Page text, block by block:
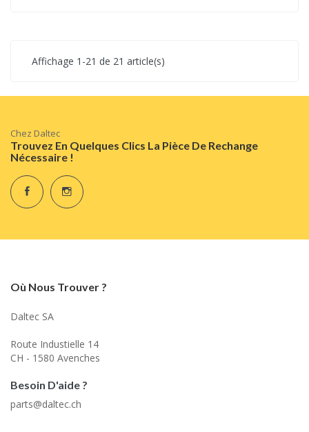
Affichage 1-21 de 21 article(s)
Chez Daltec
Trouvez En Quelques Clics La Pièce De Rechange
Nécessaire !
Où Nous Trouver ?
Daltec SA
Route Industielle 14
CH - 1580 Avenches
Besoin D'aide ?
parts@daltec.ch